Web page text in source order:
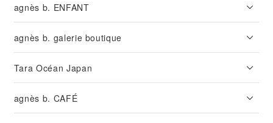
agnès b. ENFANT
agnès b. galerie boutique
Tara Océan Japan
agnès b. CAFÉ